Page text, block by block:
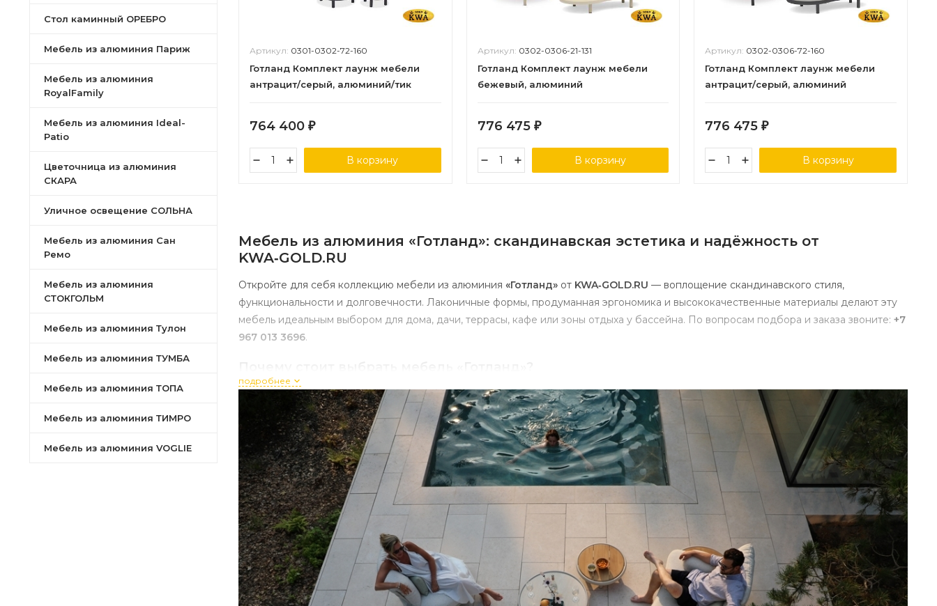
Стол каминный ОРЕБРО
Мебель из алюминия Париж
Мебель из алюминия
RoyalFamily
Мебель из алюминия Ideal-
Patio
Цветочница из алюминия
СКАРА
Уличное освещение СОЛЬНА
Мебель из алюминия Сан
Ремо
Мебель из алюминия
СТОКГОЛЬМ
Мебель из алюминия Тулон
Мебель из алюминия ТУМБА
Мебель из алюминия ТОПА
Мебель из алюминия ТИМРО
Мебель из алюминия VOGLIE
Артикул: 0301-0302-72-160
Готланд Комплект лаунж мебели
антрацит/серый, алюминий/тик
764 400 ₽
В корзину
Артикул: 0302-0306-21-131
Готланд Комплект лаунж мебели
бежевый, алюминий
776 475 ₽
В корзину
Артикул: 0302-0306-72-160
Готланд Комплект лаунж мебели
антрацит/серый, алюминий
776 475₽
В корзину
Мебель из алюминия «Готланд»: скандинавская эстетика и надёжность от
KWA‑GOLD.RU
Откройте для себя коллекцию мебели из алюминия «Готланд» от KWA‑GOLD.RU — воплощение скандинавского стиля,
функциональности и долговечности. Лаконичные формы, продуманная эргономика и высококачественные материалы делают эту
мебель идеальным выбором для дома, дачи, террасы, кафе или зоны отдыха у бассейна. По вопросам подбора и заказа звоните: +7
967 013 3696.
Коллекция«Готланд»создана для тех, кто ценит сдержанную красоту, практичность и долговечность. Её ключевые преимущества:
скандинавский дизайн
— чистые линии, минимализм и отсутствие лишних деталей создают атмосферу уюта и гармонии;
лёгкость конструкции
— алюминий в 2–3 раза легче стали, что упрощает перемещение и расстановку мебели;
высокая прочность
— алюминиевые сплавы выдерживают значительные нагрузки без деформаций, гарантируя долгий срок
службы;
коррозионная стойкость — специальное защитное покрытие предотвращает появление ржавчины, защищая от влаги,
солёного воздуха и химических воздействий;
всесезонность
— мебель подходит для круглогодичного использования на улице: не боится мороза до –40 °C и жары до +50
°C;
долговечность— сохраняет первоначальный вид и эксплуатационные свойства на протяжении многих лет;
подробнее